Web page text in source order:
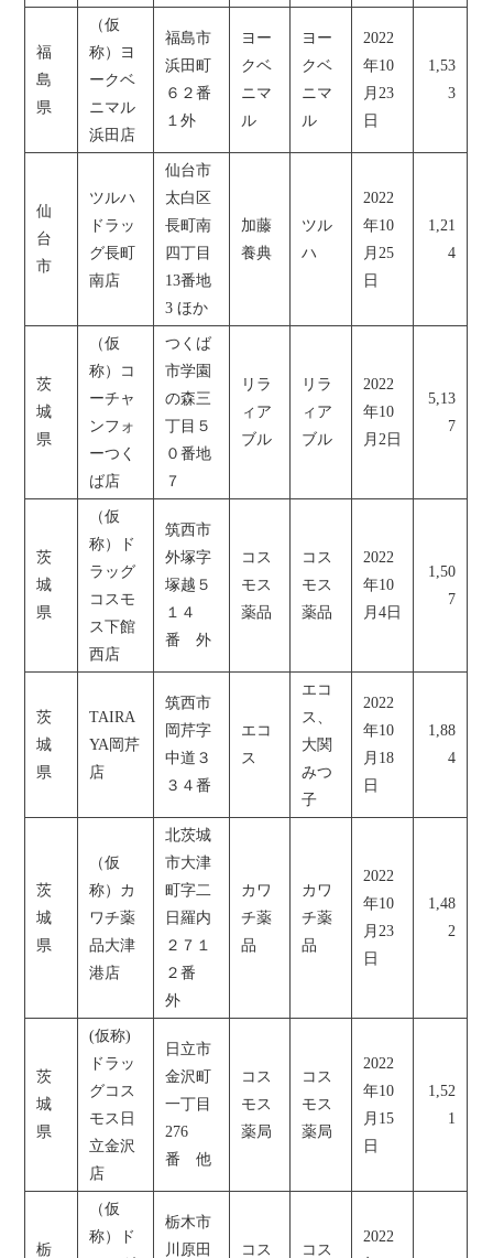
福
島
県
（仮
称）ヨ
ークベ
ニマル
浜田店
福島市
浜田町
６２番
１外
ヨー
クベ
ニマ
ル
ヨー
クベ
ニマ
ル
2022
年10
月23
日
1,53
3
仙
台
市
ツルハ
ドラッ
グ長町
南店
仙台市
太白区
長町南
四丁目
13番地
3 ほか
加藤
養典
ツル
ハ
2022
年10
月25
日
1,21
4
茨
城
県
（仮
称）コ
ーチャ
ンフォ
ーつく
ば店
つくば
市学園
の森三
丁目５
０番地
７
リラ
ィア
ブル
リラ
ィア
ブル
2022
年10
月2日
5,13
7
茨
城
県
（仮
称）ド
ラッグ
コスモ
ス下館
西店
筑西市
外塚字
塚越５
１４
番 外
コス
モス
薬品
コス
モス
薬品
2022
年10
月4日
1,50
7
茨
城
県
TAIRA
YA岡芹
店
筑西市
岡芹字
中道３
３４番
エコ
ス
エコ
ス、
大関
みつ
子
2022
年10
月18
日
1,88
4
茨
城
県
（仮
称）カ
ワチ薬
品大津
港店
北茨城
市大津
町字二
日羅内
２７１
２番
外
カワ
チ薬
品
カワ
チ薬
品
2022
年10
月23
日
1,48
2
茨
城
県
(仮称)
ドラッ
グコス
モス日
立金沢
店
日立市
金沢町
一丁目
276
番 他
コス
モス
薬局
コス
モス
薬局
2022
年10
月15
日
1,52
1
栃
（仮
称）ド
栃木市
川原田
コス コス
2022